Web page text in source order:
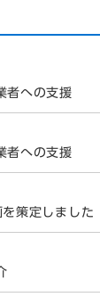
者への支援
者への支援
策定しました